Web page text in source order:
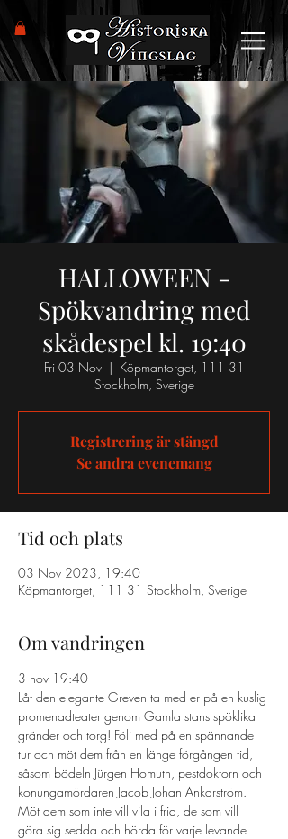
HALLOWEEN -
Spökvandring med
skådespel kl. 19:40
Fri 03 Nov
  |
Köpmantorget, 111 31
Stockholm, Sverige
Registrering är stängd
Se andra evenemang
Tid och plats
03 Nov 2023, 19:40
Köpmantorget, 111 31 Stockholm, Sverige
Om vandringen
3 nov 19:40
Låt den elegante Greven ta med er på en kuslig
promenadteater genom Gamla stans spöklika
gränder och torg! Följ med på en spännande
tur och möt dem från en länge förgången tid,
såsom bödeln Jürgen Homuth, pestdoktorn och
konungamördaren Jacob Johan Ankarström.
Möt dem som inte vill vila i frid, de som vill
göra sig sedda och hörda för varje levande